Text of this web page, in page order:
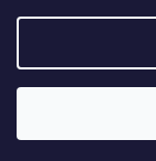
Copyright 2026